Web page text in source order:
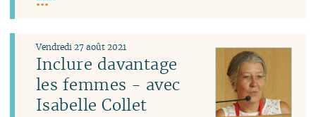
Inclure davantage
les femmes - avec
Isabelle Collet
Vendredi 27 août 2021